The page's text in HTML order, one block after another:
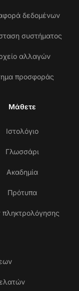
δεδομένων
συστήματος
αλλαγών
προσφοράς
Μάθετε
Ιστολόγιο
Γλωσσάρι
Ακαδημία
Πρότυπα
πληκτρολόγησης